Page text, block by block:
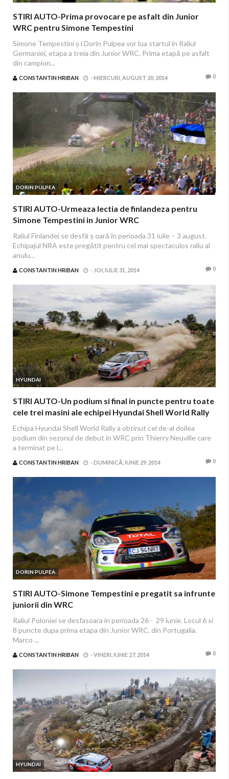
STIRI AUTO-Prima provocare pe asfalt din Junior
WRC pentru Simone Tempestini
Simone Tempestini ș i Dorin Pulpea vor lua startul în Raliul
Germaniei, etapa a treia din Junior WRC. Prima etapă pe asfalt
din campion...
CONSTANTIN HRIBAN -MIERCURI, AUGUST 20, 2014 0
DORIN PULPEA
STIRI AUTO-Urmeaza lectia de finlandeza pentru
Simone Tempestini in Junior WRC
Raliul Finlandei se desfă ș oară în perioada 31 iulie – 3 august.
Echipajul NRA este pregătit pentru cel mai spectaculos raliu al
anulu...
CONSTANTIN HRIBAN - JOI, IULIE 31, 2014 0
HYUNDAI
STIRI AUTO-Un podium si final in puncte pentru toate
cele trei masini ale echipei Hyundai Shell World Rally
Echipa Hyundai Shell World Rally a obtinut cel de-al doilea
podium din sezonul de debut in WRC prin Thierry Neuville care
a terminat pe l...
CONSTANTIN HRIBAN -DUMINICĂ, IUNIE 29, 2014 0
DORIN PULPEA
STIRI AUTO-Simone Tempestini e pregatit sa infrunte
juniorii din WRC
Raliul Poloniei se desfasoara in perioada 26 - 29 iunie. Locul 6 si
8 puncte dupa prima etapa din Junior WRC, din Portugalia.
Marco ...
CONSTANTIN HRIBAN -VINERI, IUNIE 27, 2014 0
HYUNDAI